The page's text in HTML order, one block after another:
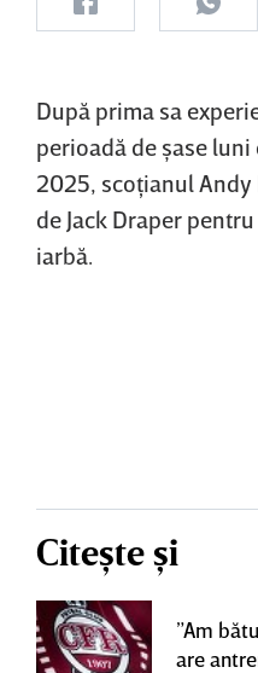
După prima sa
perioadă de şase
2025, scoţianul
de Jack Draper
iarbă.
Citește și
”Am
are